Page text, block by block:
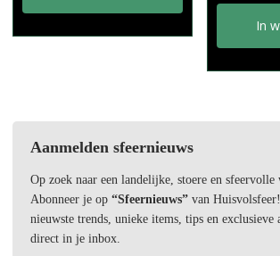
In
Aanmelden sfeernieuws
Op zoek naar een landelijke, stoere en sfeervolle
Abonneer je op “Sfeernieuws”van
nieuwste trends, unieke items, tips en exclusieve
direct in je inbox.